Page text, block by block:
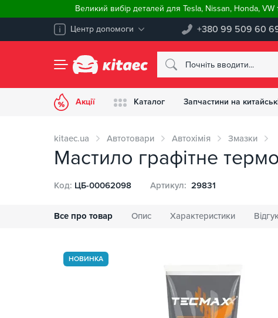
Великий вибір деталей для Tesla, Nissan, Honda, VW
Центр допомоги +380 99 509 60
Акції Каталог Запчастини на
kitaec.ua Автотовари Автохімія Змазки
Мастило графітне
Все про товар Опис Характеристики
Код: ЦБ-00062098 Артикул: 29831
НОВИНКА